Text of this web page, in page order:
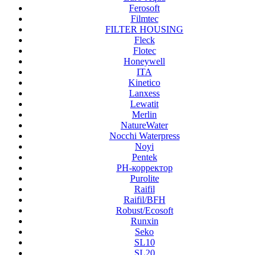
Ferosoft
Filmtec
FILTER HOUSING
Fleck
Flotec
Honeywell
ITA
Kinetico
Lanxess
Lewatit
Merlin
NatureWater
Nocchi Waterpress
Noyi
Pentek
PH-корректор
Purolite
Raifil
Raifil/BFH
Robust/Ecosoft
Runxin
Seko
SL10
SL20